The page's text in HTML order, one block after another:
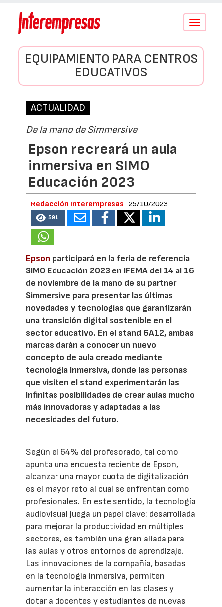
Conmutar
EQUIPAMIENTO PARA CENTROS
EDUCATIVOS
ACTUALIDAD
De la mano de Simmersive
Epson recreará un aula
inmersiva en SIMO
Educación 2023
Redacción Interempresas 25/10/2023
591
Epson participará en la feria de referencia
SIMO Educación 2023 en IFEMA del 14 al 16
de noviembre de la mano de su partner
Simmersive para presentar las últimas
novedades y tecnologías que garantizarán
una transición digital sostenible en el
sector educativo. En el stand 6A12, ambas
marcas darán a conocer un nuevo
concepto de aula creado mediante
tecnología inmersiva, donde las personas
que visiten el stand experimentarán las
infinitas posibilidades de crear aulas mucho
más innovadoras y adaptadas a las
necesidades del futuro.
Según el 64% del profesorado, tal como
apunta una encuesta reciente de Epson,
alcanzar una mayor cuota de digitalización
es el mayor reto al cual se enfrentan como
profesionales. En este sentido, la tecnología
audiovisual juega un papel clave: desarrollada
para mejorar la productividad en múltiples
sectores, es también una gran aliada para
las aulas y otros entornos de aprendizaje.
Las innovaciones de la compañía, basadas
en la tecnología inmersiva, permiten
aumentar la interacción en las clases y
dotar a docentes y estudiantes de nuevas